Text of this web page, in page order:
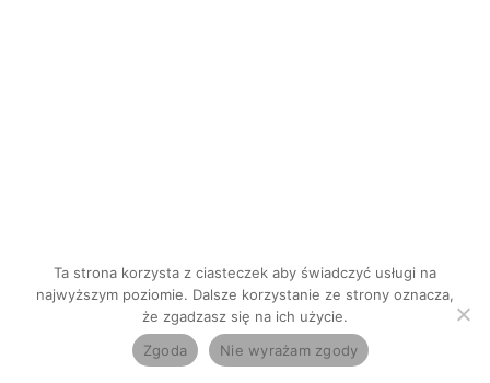
Ta strona korzysta z ciasteczek aby świadczyć usługi na
najwyższym poziomie. Dalsze korzystanie ze strony oznacza,
że zgadzasz się na ich użycie.
Zgoda
Nie wyrażam zgody